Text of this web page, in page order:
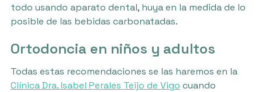
todo usando aparato dental, huya en la medida de lo
posible de las bebidas carbonatadas.
Ortodoncia en niños y adultos
Todas estas recomendaciones se las haremos en la
Clínica Dra. Isabel Perales Teijo de Vigo cuando